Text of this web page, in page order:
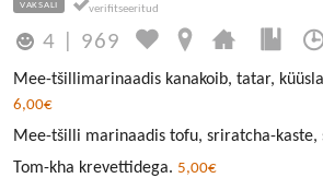
VAKSALI
4 969
Mee-tšillimarinaadis kanakoib, tatar,
6,00€
Mee-tšilli marinaadis tofu, sriratcha-kaste,
Tom-kha krevettidega. 5,00€